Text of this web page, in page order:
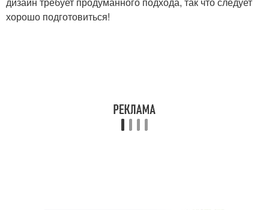
хорошо подготовиться!